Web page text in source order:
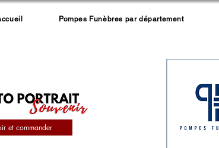
Pompes Funèbres par département
et commander